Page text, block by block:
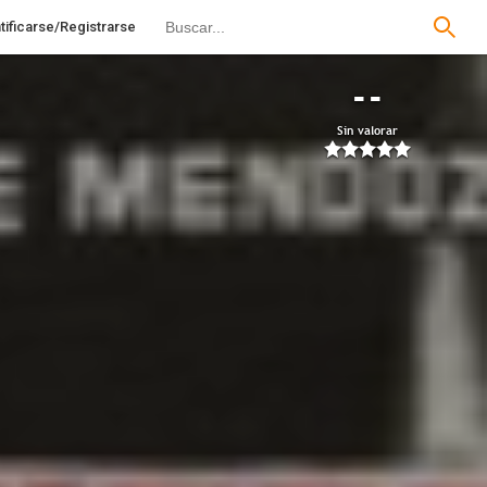
Registrarse
--
Sin valorar